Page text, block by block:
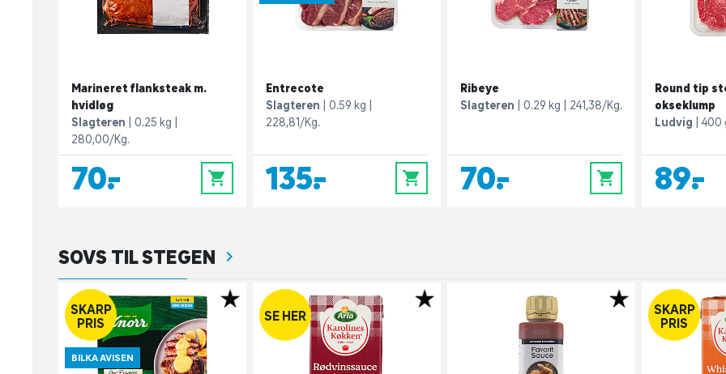
Marineret flanksteak m.
hvidløg
Slagteren
0.25 kg
280,00/Kg.
70,- 0
Entrecote
Slagteren
0.59 kg
228,81/Kg.
135,- 0
Ribeye
Slagteren
0.29 kg 241,38/Kg.
70,- 0
Round tip
okseklump
Ludvig
400
89,-
SOVS TIL STEGEN
SKARP
PRIS
BILKA AVISEN
SE HER
SKARP
PRIS